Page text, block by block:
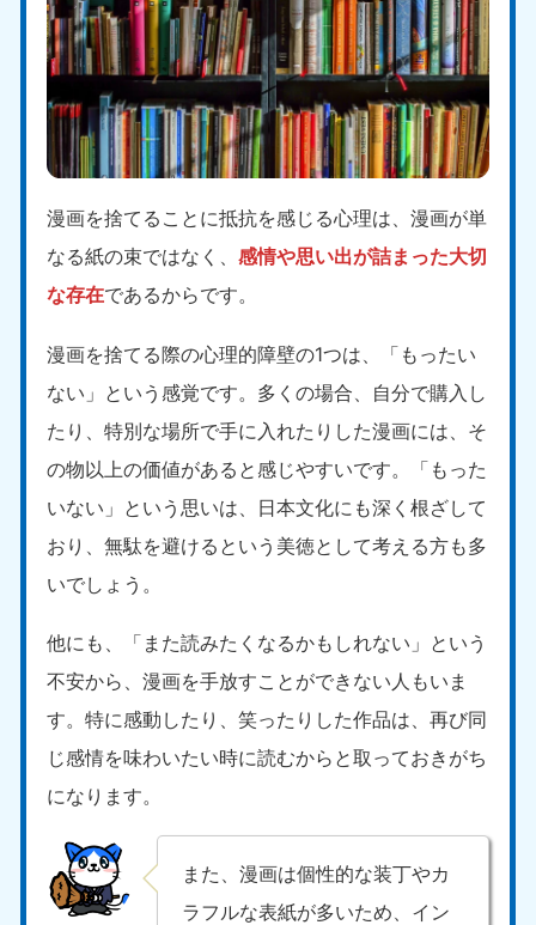
漫画を捨てることに抵抗を感じる心理は、漫画が単
なる紙の束ではなく、感情や思い出が詰まった大切
な存在であるからです。
漫画を捨てる際の心理的障壁の1つは、「もったい
ない」という感覚です。多くの場合、自分で購入し
たり、特別な場所で手に入れたりした漫画には、そ
の物以上の価値があると感じやすいです。「もった
いない」という思いは、日本文化にも深く根ざして
おり、無駄を避けるという美徳として考える方も多
いでしょう。
他にも、「また読みたくなるかもしれない」という
不安から、漫画を手放すことができない人もいま
す。特に感動したり、笑ったりした作品は、再び同
じ感情を味わいたい時に読むからと取っておきがち
になります。
また、漫画は個性的な装丁やカ
ラフルな表紙が多いため、イン